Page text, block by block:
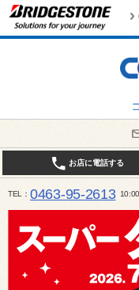
お店に電話する
TEL 0463-95-2613